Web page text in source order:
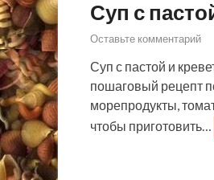
Суп с
Оставьте комментарий
Суп с пастой и
пошаговый рецепт
морепродукты,
чтобы приготовить…